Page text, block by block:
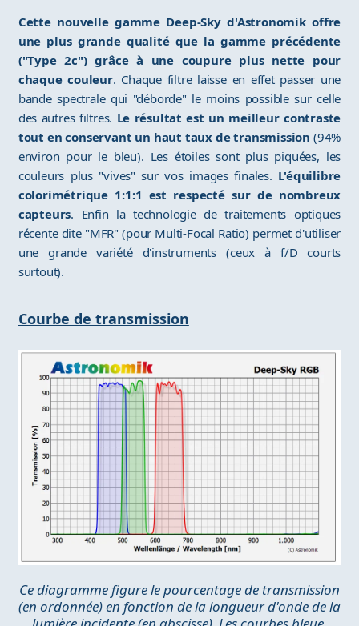
Cette nouvelle gamme Deep-Sky d'Astronomik offre
une plus grande qualité que la gamme précédente
("Type 2c") grâce à une coupure plus nette pour
chaque couleur. Chaque filtre laisse en effet passer une
bande spectrale qui "déborde" le moins possible sur celle
des autres filtres. Le résultat est un meilleur contraste
tout en conservant un haut taux de transmission (94%
environ pour le bleu). Les étoiles sont plus piquées, les
couleurs plus "vives" sur vos images finales. L'équilibre
colorimétrique 1:1:1 est respecté sur de nombreux
capteurs. Enfin la technologie de traitements optiques
récente dite "MFR" (pour Multi-Focal Ratio) permet d'utiliser
une grande variété d'instruments (ceux à f/D courts
surtout).
Courbe de transmission
Ce diagramme figure le pourcentage de transmission
(en ordonnée) en fonction de la longueur d'onde de la